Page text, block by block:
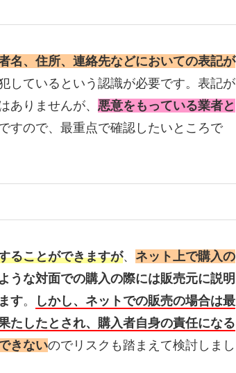
名、住所、連絡先などにおいての表記が
しているという認識が必要です。表記が
ありませんが、 悪意をもっている業者と
すので、最重点で確認したいところで
ることができますが、 ネット上で購入の
うな対面での購入の際には販売元に説明
す。
しかし、ネットでの販売の場合は最
たしたとされ、購入者自身の責任になる
きないのでリスクも踏まえて検討しまし